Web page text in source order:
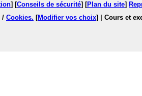
] [Conseils de sécurité] [Plan du site]
/ Cookies. [Modifier vos choix]
| Cours et